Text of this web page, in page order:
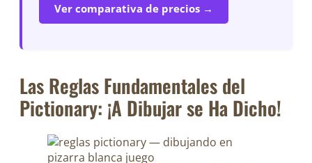
Ver comparativa de precios →
Las Reglas Fundamentales del
Pictionary: ¡A Dibujar se Ha Dicho!